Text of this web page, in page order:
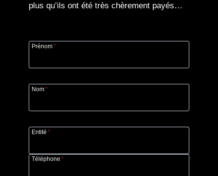
plus qu’ils ont été très chèrement payés…
Prénom*
Nom*
Entité *
Téléphone *